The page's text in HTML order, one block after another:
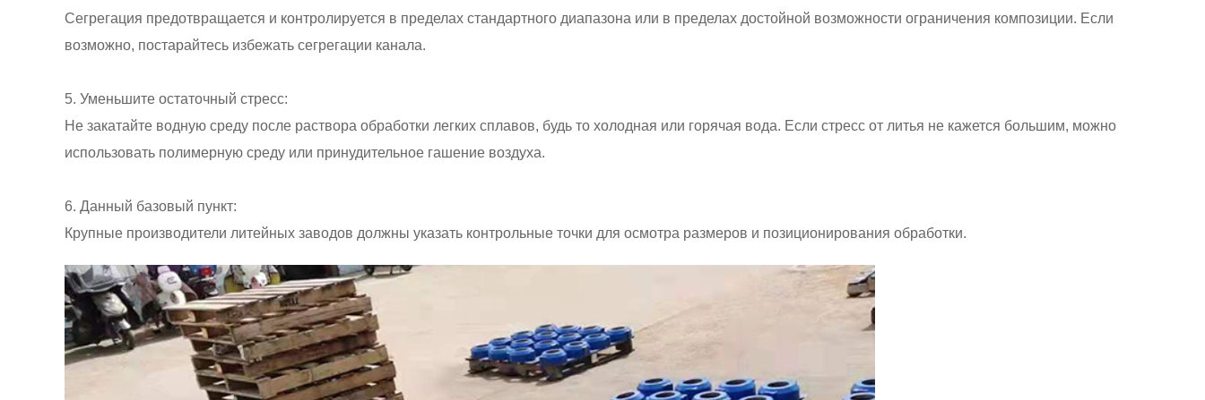
Сегрегация предотвращается и контролируется в пределах стандартного диапазона или в пределах достойной возможности ограничения композиции. Если
возможно, постарайтесь избежать сегрегации канала.
5. Уменьшите остаточный стресс:
Не закатайте водную среду после раствора обработки легких сплавов, будь то холодная или горячая вода. Если стресс от литья не кажется большим, можно
использовать полимерную среду или принудительное гашение воздуха.
6. Данный базовый пункт:
Крупные производители литейных заводов должны указать контрольные точки для осмотра размеров и позиционирования обработки.